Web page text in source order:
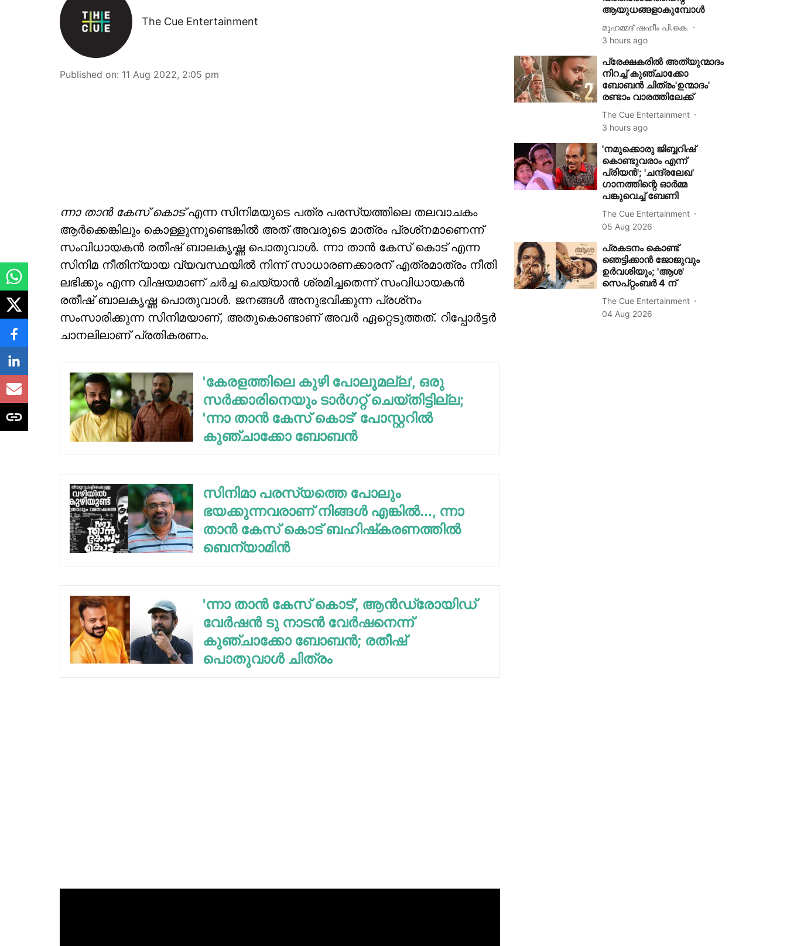
The Cue Entertainment
Published on: 11 Aug 2022, 2:05 pm
ന്നാ താന്‍ കേസ് കൊട്എന്ന സിനിമയുടെ പത്ര പരസ്യത്തിലെ തലവാചകം
ആര്‍ക്കെങ്കിലും കൊള്ളുന്നുണ്ടെങ്കില്‍ അത് അവരുടെ മാത്രം പ്രശ്‌നമാണെന്ന്
സംവിധായകന്‍ രതീഷ് ബാലകൃഷ്ണ പൊതുവാള്‍. ന്നാ താന്‍ കേസ് കൊട് എന്ന
സിനിമ നീതിന്യായ വ്യവസ്ഥയില്‍ നിന്ന് സാധാരണക്കാരന് എത്രമാത്രം നീതി
ലഭിക്കും എന്ന വിഷയമാണ് ചര്‍ച്ച ചെയ്യാന്‍ ശ്രമിച്ചതെന്ന് സംവിധായകന്‍
രതീഷ് ബാലകൃഷ്ണ പൊതുവാള്‍. ജനങ്ങള്‍ അനുഭവിക്കുന്ന പ്രശ്‌നം
സംസാരിക്കുന്ന സിനിമയാണ്, അതുകൊണ്ടാണ് അവര്‍ ഏറ്റെടുത്തത്. റിപ്പോര്‍ട്ടര്‍
ചാനലിലാണ് പ്രതികരണം.
'കേരളത്തിലെ കുഴി പോലുമല്ല', ഒരു
സര്‍ക്കാരിനെയും ടാര്‍ഗറ്റ് ചെയ്തിട്ടില്ല;
'ന്നാ താന്‍ കേസ് കൊട്' പോസ്റ്ററില്‍
കുഞ്ചാക്കോ ബോബന്‍
സിനിമാ പരസ്യത്തെ പോലും
ഭയക്കുന്നവരാണ് നിങ്ങള്‍ എങ്കില്‍..., ന്നാ
താന്‍ കേസ് കൊട് ബഹിഷ്‌കരണത്തില്‍
ബെന്യാമിന്‍
'ന്നാ താന്‍ കേസ് കൊട്', ആന്‍ഡ്രോയിഡ്
വേര്‍ഷന്‍ ടു നാടന്‍ വേര്‍ഷനെന്ന്
കുഞ്ചാക്കോ ബോബന്‍; രതീഷ്
പൊതുവാള്‍ ചിത്രം
ആയുധങ്ങളാകുമ്പോൾ
മുഹമ്മദ് ഷഹീം പി.കെ.
3 hours ago
പ്രേക്ഷകരിൽ അത്യുന്മാദം
നിറച്ച് കുഞ്ചാക്കോ
ബോബൻ ചിത്രം'ഉന്മാദം'
രണ്ടാം വാരത്തിലേക്ക്
The Cue Entertainment
3 hours ago
'നമുക്കൊരു ജിബ്ബറിഷ്
കൊണ്ടുവരാം എന്ന്
പ്രിയൻ'; 'ചന്ദ്രലേഖ'
ഗാനത്തിന്റെ ഓർമ്മ
പങ്കുവെച്ച് ബേണി
The Cue Entertainment
05 Aug 2026
പ്രകടനം കൊണ്ട്
ഞെട്ടിക്കാൻ ജോജുവും
ഉർവശിയും; 'ആശ'
സെപ്റ്റംബർ 4 ന്
The Cue Entertainment
04 Aug 2026